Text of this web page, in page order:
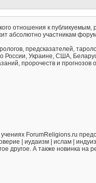
отношения к
абсолютно участникам
предсказателей,
России, Украине, США,
пророчеств и прогнозов
ForumReligions.ru
| иудаизм | ислам |
другое. А также новинка